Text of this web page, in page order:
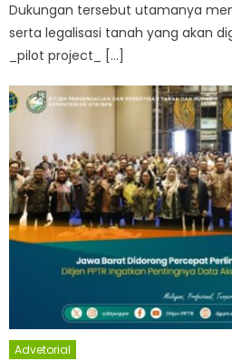
Dukungan tersebut utamanya
serta legalisasi tanah yang akan
_pilot project_ […]
Advetorial